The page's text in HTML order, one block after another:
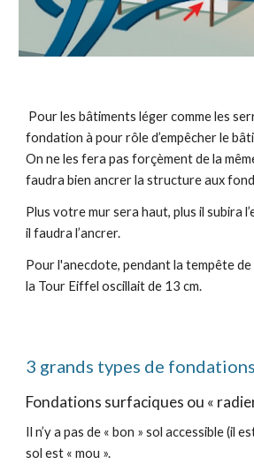
Pour les bâtiments léger comme les
fondation à pour rôle d’empêcher le
On ne les fera pas forçèment de la
faudra bien ancrer la structure aux
Plus votre mur sera haut, plus il subira
il faudra l’ancrer.
Pour l'anecdote, pendant la tempête
la Tour Eiffel oscillait de 13 cm.
3 grands types de
Fondations surfaciques ou «
Il n’y a pas de « bon » sol accessible (il
sol est « mou ».